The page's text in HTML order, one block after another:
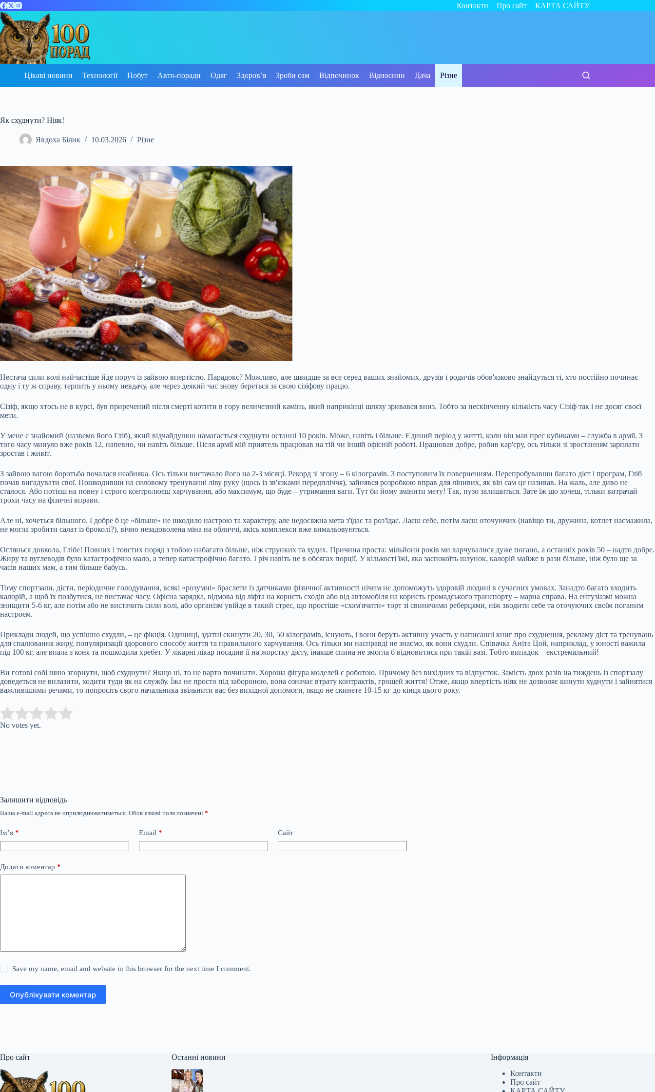
Перейти
до
вмісту
Контакти Про сайт КАРТА САЙТУ
Цікаві новини Технології Побут Авто-поради Одяг Здоров’я Зроби сам Відпочинок Відносини Дача Різне
Як схуднути? Ніяк!
Явдоха Білик 10.03.2026 Різне
Нестача сили волі найчастіше йде поруч із зайвою впертістю. Парадокс? Можливо, але швидше за все серед ваших знайомих, друзів і родичів обов'язково знайдуться ті, хто постійно починає
одну і ту ж справу, терпить у ньому невдачу, але через деякий час знову береться за свою сізіфову працю.
Сізіф, якщо хтось не в курсі, був приречений після смерті котити в гору величезний камінь, який наприкінці шляху зривався вниз. Тобто за нескінченну кількість часу Сізіф так і не досяг своєї
мети.
У мене є знайомий (назвемо його Гліб), який відчайдушно намагається схуднути останні 10 років. Може, навіть і більше. Єдиний період у житті, коли він мав прес кубиками – служба в армії. З
того часу минуло вже років 12, напевно, чи навіть більше. Після армії мій приятель працював на тій чи іншій офісній роботі. Працював добре, робив кар'єру, ось тільки зі зростанням зарплати
зростав і живіт.
З зайвою вагою боротьба почалася неабияка. Ось тільки вистачало його на 2-3 місяці. Рекорд зі згону – 6 кілограмів. З поступовим їх поверненням. Перепробувавши багато дієт і програм, Гліб
почав вигадувати свої. Пошкодивши на силовому тренуванні ліву руку (щось із зв'язками передпліччя), зайнявся розробкою вправ для лінивих, як він сам це називав. На жаль, але диво не
сталося. Або потієш на повну і строго контролюєш харчування, або максимум, що буде – утримання ваги. Тут би йому змінити мету! Так, пузо залишиться. Зате їж що хочеш, тільки витрачай
трохи часу на фізичні вправи.
Але ні, хочеться більшого. І добре б це «більше» не шкодило настрою та характеру, але недосяжна мета з'їдає та роз'їдає. Лаєш себе, потім лаєш оточуючих (навіщо ти, дружина, котлет насмажила,
не могла зробити салат із броколі?), вічно незадоволена міна на обличчі, якісь комплекси вже вимальовуються.
Оглянься довкола, Глібе! Повних і товстих поряд з тобою набагато більше, ніж струнких та худих. Причина проста: мільйони років ми харчувалися дуже погано, а останніх років 50 – надто добре.
Жиру та вуглеводів було катастрофічно мало, а тепер катастрофічно багато. І річ навіть не в обсягах порції. У кількості їжі, яка заспокоїть шлунок, калорій майже в рази більше, ніж було ще за
часів наших мам, а тим більше бабусь.
Тому спортзали, дієти, періодичне голодування, всякі «розумні» браслети із датчиками фізичної активності нічим не допоможуть здоровій людині в сучасних умовах. Занадто багато входить
калорій, а щоб їх позбутися, не вистачає часу. Офісна зарядка, відмова від ліфта на користь сходів або від автомобіля на користь громадського транспорту – марна справа. На ентузіазмі можна
знищити 5-6 кг, але потім або не вистачить сили волі, або організм увійде в такий стрес, що простіше «схом'ячити» торт зі свинячими реберцями, ніж зводити себе та оточуючих своїм поганим
настроєм.
Приклади людей, що успішно схудли, – це фікція. Одиниці, здатні скинути 20, 30, 50 кілограмів, існують, і вони беруть активну участь у написанні книг про схуднення, рекламу дієт та тренувань
для спалювання жиру, популяризації здорового способу життя та правильного харчування. Ось тільки ми насправді не знаємо, як вони схудли. Співачка Аніта Цой, наприклад, у юності важила
під 100 кг, але впала з коня та пошкодила хребет. У лікарні лікар посадив її на жорстку дієту, інакше спина не змогла б відновитися при такій вазі. Тобто випадок – екстремальний!
Ви готові собі шию згорнути, щоб схуднути? Якщо ні, то не варто починати. Хороша фігура моделей є роботою. Причому без вихідних та відпусток. Замість двох разів на тиждень із спортзалу
доведеться не вилазити, ходити туди як на службу. Їжа не просто під забороною, вона означає втрату контрактів, грошей життя! Отже, якщо впертість ніяк не дозволяє кинути худнути і зайнятися
важливішими речами, то попросіть свого начальника звільнити вас без вихідної допомоги, якщо не скинете 10-15 кг до кінця цього року.
Rate this item:
No votes yet.
Залишити відповідь
Ваша e-mail адреса не оприлюднюватиметься. Обов’язкові поля позначені *
Ім’я * Email * Сайт
Додати коментар *
Save my name, email and website in this browser for the next time I comment.
Опублікувати коментар
Про сайт Останні новини
Інформація
Контакти
Про сайт